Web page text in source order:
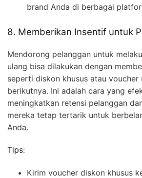
brand Anda di berbagai
8. Memberikan Insentif untuk
Mendorong pelanggan untuk
ulang bisa dilakukan dengan
seperti diskon khusus atau voucher
berikutnya. Ini adalah cara yang
meningkatkan retensi pelanggan
mereka tetap tertarik untuk
Anda.
Tips:
Kirim voucher diskon khusus